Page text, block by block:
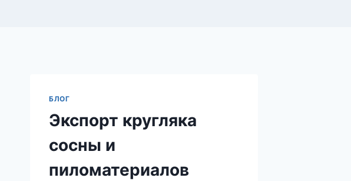
БЛОГ
Экспорт кругляка
сосны и
пиломатериалов